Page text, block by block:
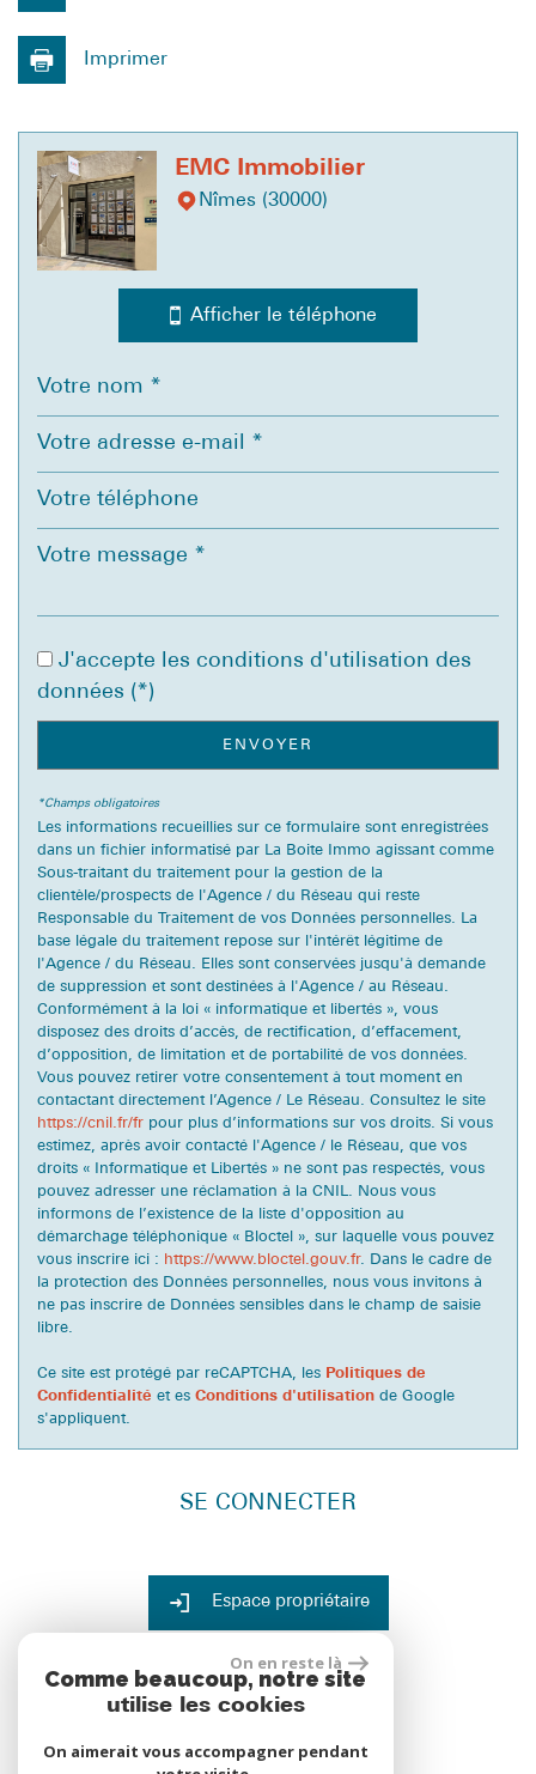
École maternelle
École primaire
Bureau de poste
Presse et Tabac
Nombre d'habitants
Taxe habitation 11,32 %
Taxe foncière
Habitants de moins de 25 ans 26,39 %
Habitants de 25 à 55 ans
Habitants de plus de 55 ans 38,27 %
Nombre d'enfants par famille 0,83
Familles sans enfant
Familles avec 1 ou 2 enfants 42,16 %
Maisons 68,64 %
Appartements 31,36 %
Familles avec 3 enfants 5,07 %
Imprimer
EMC Immobilier
Nîmes (30000)
Afficher le téléphone
J'accepte les conditions d'utilisation des
données (*)
ENVOYER
*Champs obligatoires
Les informations recueillies sur ce formulaire sont enregistrées
dans un fichier informatisé par La Boite Immo agissant comme
Sous-traitant du traitement pour la gestion de la
clientèle/prospects de l'Agence / du Réseau qui reste
Responsable du Traitement de vos Données personnelles. La
base légale du traitement repose sur l'intérêt légitime de
l'Agence / du Réseau. Elles sont conservées jusqu'à demande
de suppression et sont destinées à l'Agence / au Réseau.
Conformément à la loi « informatique et libertés », vous
disposez des droits d’accès, de rectification, d’effacement,
d’opposition, de limitation et de portabilité de vos données.
Vous pouvez retirer votre consentement à tout moment en
contactant directement l’Agence / Le Réseau. Consultez le site
https://cnil.fr/fr pour plus d’informations sur vos droits. Si vous
estimez, après avoir contacté l'Agence / le Réseau, que vos
droits « Informatique et Libertés » ne sont pas respectés, vous
pouvez adresser une réclamation à la CNIL. Nous vous
informons de l’existence de la liste d'opposition au
démarchage téléphonique « Bloctel », sur laquelle vous pouvez
vous inscrire ici : https://www.bloctel.gouv.fr. Dans le cadre de
la protection des Données personnelles, nous vous invitons à
ne pas inscrire de Données sensibles dans le champ de saisie
libre.
Ce site est protégé par reCAPTCHA, les Politiques de
Confidentialité et es Conditions d'utilisation de Google
s'appliquent.
ADHÉRENTS
SE CONNECTER
Espace propriétaire
On en reste là
Comme beaucoup, notre site
utilise les cookies
On aimerait vous accompagner pendant